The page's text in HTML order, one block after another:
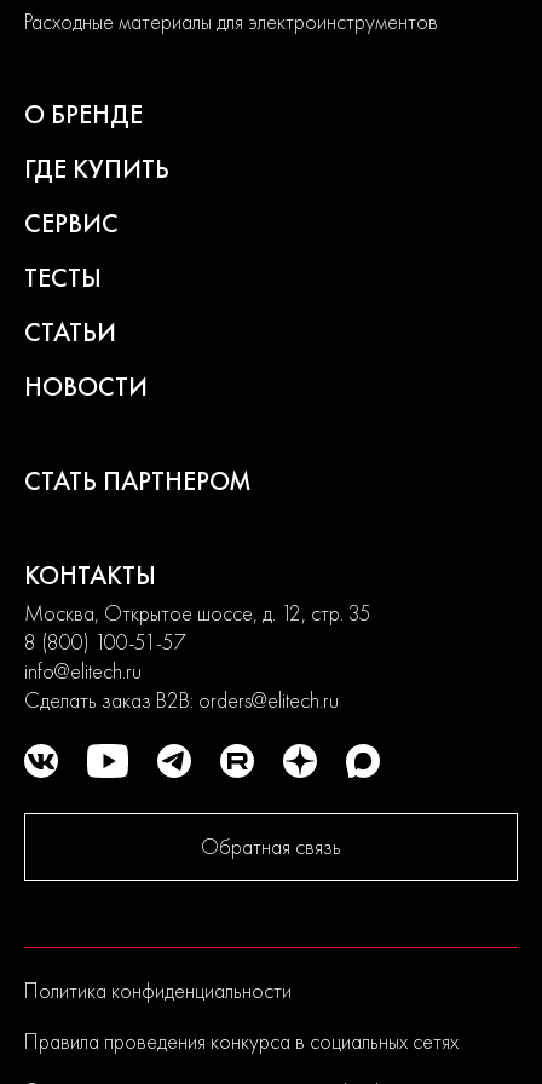
Современный дизайн и превосходная эргономика
Расходные материалы для электроинструментов
О БРЕНДЕ
ГДЕ КУПИТЬ
СЕРВИС
ТЕСТЫ
СТАТЬИ
НОВОСТИ
СТАТЬ ПАРТНЕРОМ
КОНТАКТЫ
Москва, Открытое шоссе, д. 12, стр. 35
8 (800) 100-51-57
info@elitech.ru
Сделать заказ B2B: orders@elitech.ru
Обратная связь
Политика конфиденциальности
Правила проведения конкурса в социальных сетях